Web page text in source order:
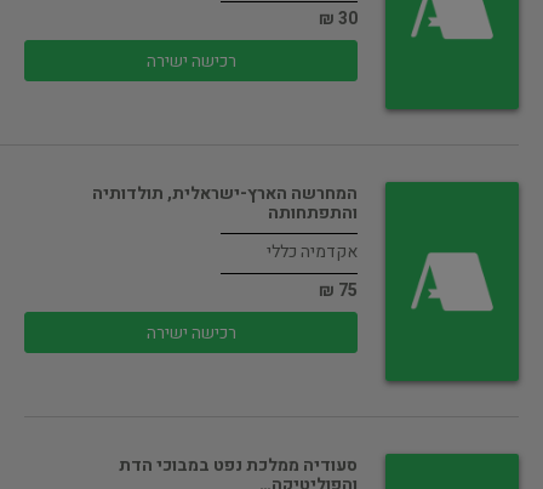
30 ₪
רכישה ישירה
המחרשה הארץ-ישראלית, תולדותיה
והתפתחותה
אקדמיה כללי
75 ₪
רכישה ישירה
סעודיה ממלכת נפט במבוכי הדת